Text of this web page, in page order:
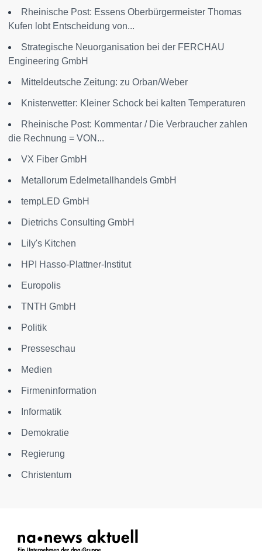
Rheinische Post: Essens Oberbürgermeister Thomas
Kufen lobt Entscheidung von...
Strategische Neuorganisation bei der FERCHAU
Engineering GmbH
Mitteldeutsche Zeitung: zu Orban/Weber
Knisterwetter: Kleiner Schock bei kalten Temperaturen
Rheinische Post: Kommentar / Die Verbraucher zahlen
die Rechnung = VON...
VX Fiber GmbH
Metallorum Edelmetallhandels GmbH
tempLED GmbH
Dietrichs Consulting GmbH
Lily's Kitchen
HPI Hasso-Plattner-Institut
Europolis
TNTH GmbH
Politik
Presseschau
Medien
Firmeninformation
Informatik
Demokratie
Regierung
Christentum